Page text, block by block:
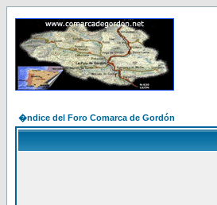
�ndice del Foro Comarca de Gordón